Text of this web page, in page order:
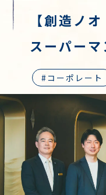
【創造ノ
スーパー
コーポレート